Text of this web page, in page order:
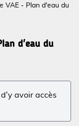
VAE - Plan d'eau du
d'eau du
avoir accès